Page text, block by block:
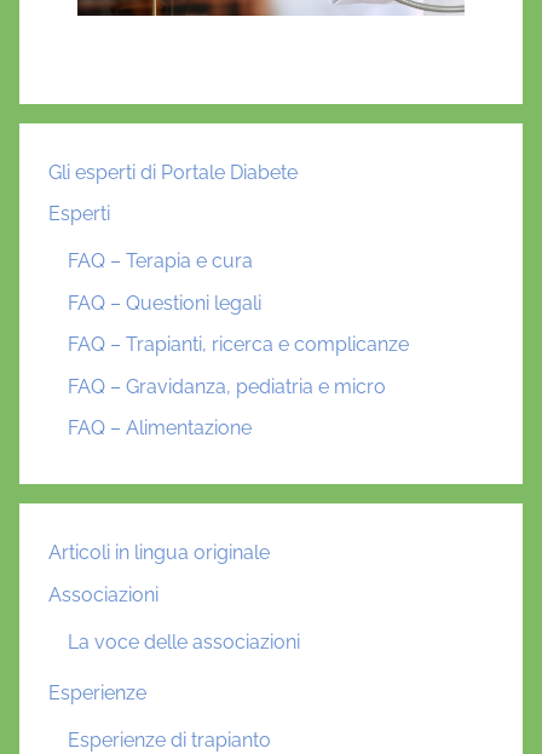
Gli esperti di Portale Diabete
Esperti
FAQ – Terapia e cura
FAQ – Questioni legali
FAQ – Trapianti, ricerca e complicanze
FAQ – Gravidanza, pediatria e micro
FAQ – Alimentazione
Articoli in lingua originale
Associazioni
La voce delle associazioni
Esperienze
Esperienze di trapianto